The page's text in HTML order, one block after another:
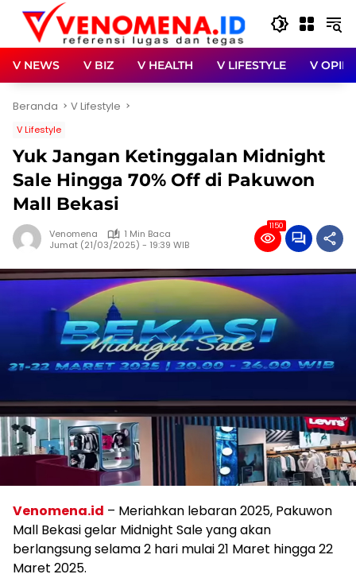
Langsung
konten
V NEWS V BIZ V HEALTH V LIFESTYLE V OPINI
Beranda V Lifestyle
V Lifestyle
Yuk Jangan Ketinggalan Midnight
Sale Hingga 70% Off di Pakuwon
Mall Bekasi
Venomena
1 Min Baca
Jumat (21/03/2025) - 19:39 WIB
1150
Venomena.id – Meriahkan lebaran 2025, Pakuwon
Mall Bekasi gelar Midnight Sale yang akan
berlangsung selama 2 hari mulai 21 Maret hingga 22
Maret 2025.